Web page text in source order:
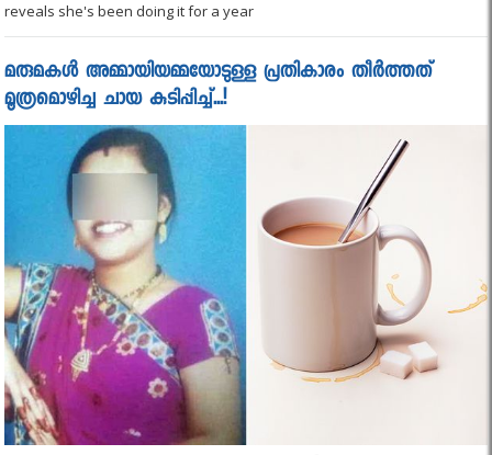
reveals she's been doing it for a year
മരുമകൾ അമ്മായിയമ്മയോടുള്ള പ്രതികാരം തീർത്തത്
മൂത്രമൊഴിച്ച ചായ കുടിപ്പിച്ച്...!